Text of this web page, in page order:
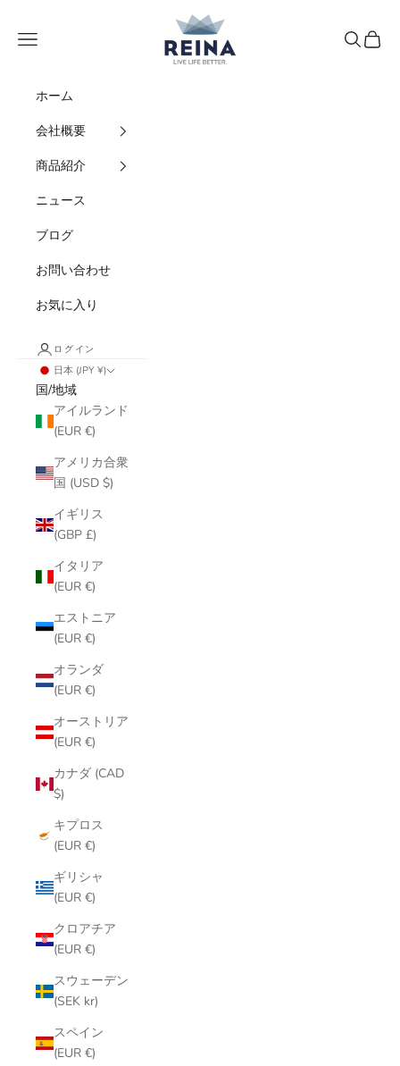
REINA
メニュー 検索カート
ホーム
会社概要
商品紹介
ニュース
ブログ
お問い合わせ
お気に入り
ログイン
日本 (JPY ¥)
国/地域
アイルランド
(EUR €)
アメリカ合衆
国 (USD $)
イギリス
(GBP £)
イタリア
(EUR €)
エストニア
(EUR €)
オランダ
(EUR €)
オーストリア
(EUR €)
カナダ (CAD
$)
キプロス
(EUR €)
ギリシャ
(EUR €)
クロアチア
(EUR €)
スウェーデン
(SEK kr)
スペイン
(EUR €)